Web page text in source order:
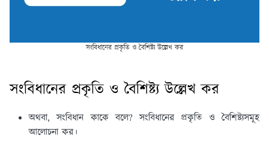
সংবিধানের প্রকৃতি ও বৈশিষ্ট্য উল্লেখ কর
সংবিধানের প্রকৃতি ও বৈশিষ্ট্য উল্লেখ কর
অথবা, সংবিধান কাকে বলে? সংবিধানের প্রকৃতি ও বৈশিষ্ট্যসমূহ
আলোচনা কর।